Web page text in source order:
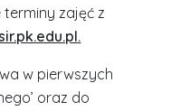
zajęć z
w pierwszych
oraz do